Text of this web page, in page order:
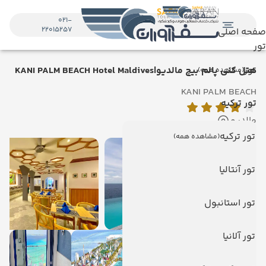
صفحه اصلی
تور
تور(مشاهده همه)
تور ترکیه
تور ترکیه(مشاهده همه)
تور آنتالیا
تور استانبول
تور آلانیا
021-
22015257
هتل کنی پالم بیچ مالدیو|KANI PALM BEACH Hotel Maldives
KANI PALM BEACH
مالدیو